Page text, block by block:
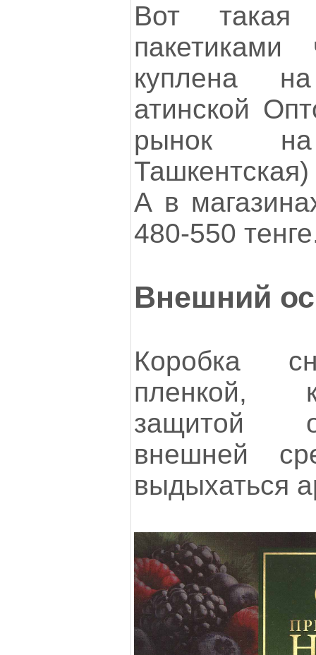
Вот
куплена
атинской
рынок на
А в
480-550
Внешний
Коробка
пленкой,
защитой
внешней
выдыхаться